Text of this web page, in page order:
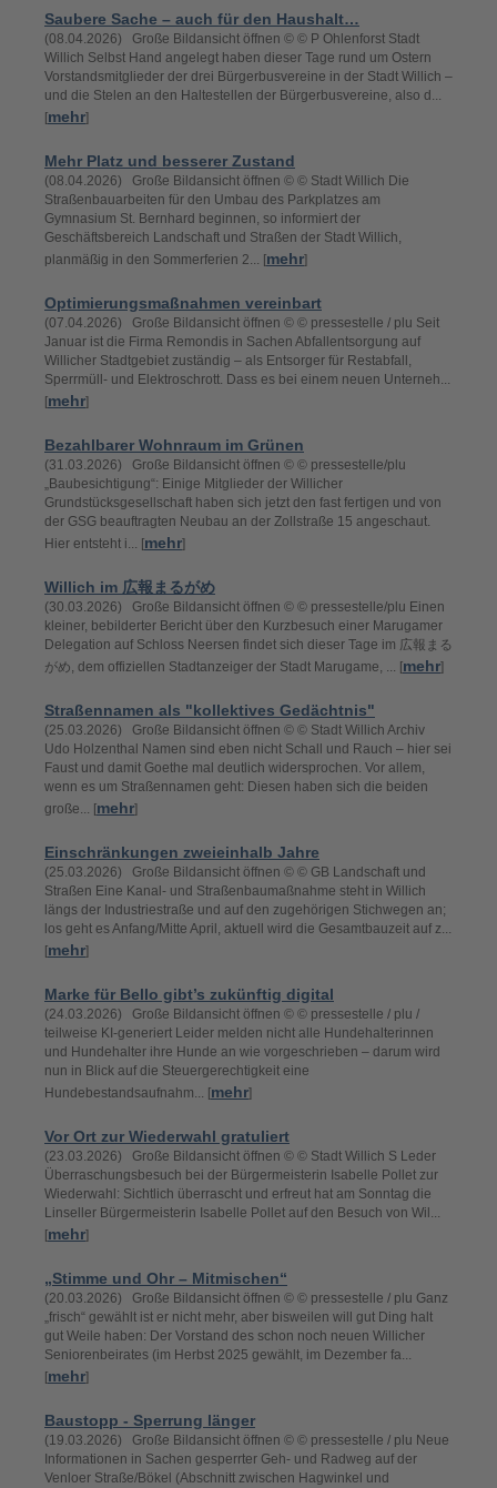
Saubere Sache – auch für den Haushalt…
(08.04.2026) Große Bildansicht öffnen © © P Ohlenforst Stadt
Willich Selbst Hand angelegt haben dieser Tage rund um Ostern
Vorstandsmitglieder der drei Bürgerbusvereine in der Stadt Willich –
und die Stelen an den Haltestellen der Bürgerbusvereine, also d...
[mehr]
Mehr Platz und besserer Zustand
(08.04.2026) Große Bildansicht öffnen © © Stadt Willich Die
Straßenbauarbeiten für den Umbau des Parkplatzes am
Gymnasium St. Bernhard beginnen, so informiert der
Geschäftsbereich Landschaft und Straßen der Stadt Willich,
planmäßig in den Sommerferien 2... [mehr]
Optimierungsmaßnahmen vereinbart
(07.04.2026) Große Bildansicht öffnen © © pressestelle / plu Seit
Januar ist die Firma Remondis in Sachen Abfallentsorgung auf
Willicher Stadtgebiet zuständig – als Entsorger für Restabfall,
Sperrmüll- und Elektroschrott. Dass es bei einem neuen Unterneh...
[mehr]
Bezahlbarer Wohnraum im Grünen
(31.03.2026) Große Bildansicht öffnen © © pressestelle/plu
„Baubesichtigung“: Einige Mitglieder der Willicher
Grundstücksgesellschaft haben sich jetzt den fast fertigen und von
der GSG beauftragten Neubau an der Zollstraße 15 angeschaut.
Hier entsteht i... [mehr]
Willich im 広報まるがめ
(30.03.2026) Große Bildansicht öffnen © © pressestelle/plu Einen
kleiner, bebilderter Bericht über den Kurzbesuch einer Marugamer
Delegation auf Schloss Neersen findet sich dieser Tage im 広報まる
がめ, dem offiziellen Stadtanzeiger der Stadt Marugame, ... [mehr]
Straßennamen als "kollektives Gedächtnis"
(25.03.2026) Große Bildansicht öffnen © © Stadt Willich Archiv
Udo Holzenthal Namen sind eben nicht Schall und Rauch – hier sei
Faust und damit Goethe mal deutlich widersprochen. Vor allem,
wenn es um Straßennamen geht: Diesen haben sich die beiden
große... [mehr]
Einschränkungen zweieinhalb Jahre
(25.03.2026) Große Bildansicht öffnen © © GB Landschaft und
Straßen Eine Kanal- und Straßenbaumaßnahme steht in Willich
längs der Industriestraße und auf den zugehörigen Stichwegen an;
los geht es Anfang/Mitte April, aktuell wird die Gesamtbauzeit auf z...
[mehr]
Marke für Bello gibt’s zukünftig digital
(24.03.2026) Große Bildansicht öffnen © © pressestelle / plu /
teilweise KI-generiert Leider melden nicht alle Hundehalterinnen
und Hundehalter ihre Hunde an wie vorgeschrieben – darum wird
nun in Blick auf die Steuergerechtigkeit eine
Hundebestandsaufnahm... [mehr]
Vor Ort zur Wiederwahl gratuliert
(23.03.2026) Große Bildansicht öffnen © © Stadt Willich S Leder
Überraschungsbesuch bei der Bürgermeisterin Isabelle Pollet zur
Wiederwahl: Sichtlich überrascht und erfreut hat am Sonntag die
Linseller Bürgermeisterin Isabelle Pollet auf den Besuch von Wil...
[mehr]
„Stimme und Ohr – Mitmischen“
(20.03.2026) Große Bildansicht öffnen © © pressestelle / plu Ganz
„frisch“ gewählt ist er nicht mehr, aber bisweilen will gut Ding halt
gut Weile haben: Der Vorstand des schon noch neuen Willicher
Seniorenbeirates (im Herbst 2025 gewählt, im Dezember fa...
[mehr]
Baustopp - Sperrung länger
(19.03.2026) Große Bildansicht öffnen © © pressestelle / plu Neue
Informationen in Sachen gesperrter Geh- und Radweg auf der
Venloer Straße/Bökel (Abschnitt zwischen Hagwinkel und